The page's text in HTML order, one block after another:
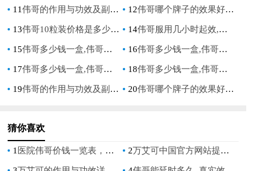
11伟哥的作用与功效及副作用，全面解析男性健康药物的影响与注意事项 12伟哥哪个牌子的效果好,对比评测与选购指南
13伟哥10粒装价格是多少,万艾可50mg能延时多久 14伟哥服用几小时起效,万艾可服用后多久药效最佳
15伟哥多少钱一盒,伟哥提前多长时间吃效果最佳 16伟哥多少钱一盒,伟哥哪个牌子的效果好 - 全面解析价格与效果对比指南
17伟哥多少钱一盒,伟哥的作用与功效详解：价格与功效全面解析 18伟哥多少钱一盒,伟哥的危害和副作用：全面解析价格与风险
19伟哥的作用与功效及副作用,全面解析男性健康药物的真实效果与风险 20伟哥哪个牌子的效果好,全面评测与选购指南
猜你喜欢
1 医院伟哥价钱一览表，男性健康用药指南 2万艾可中国官方网站提供正品购买与使用指南